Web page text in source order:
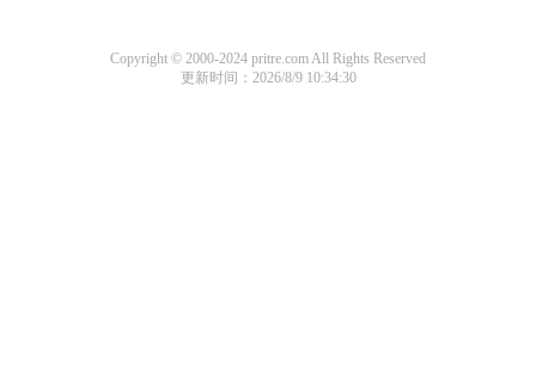
Copyright © 2000-2024 pritre.com All Rights Reserved
更新时间：2026/8/9 10:34:30